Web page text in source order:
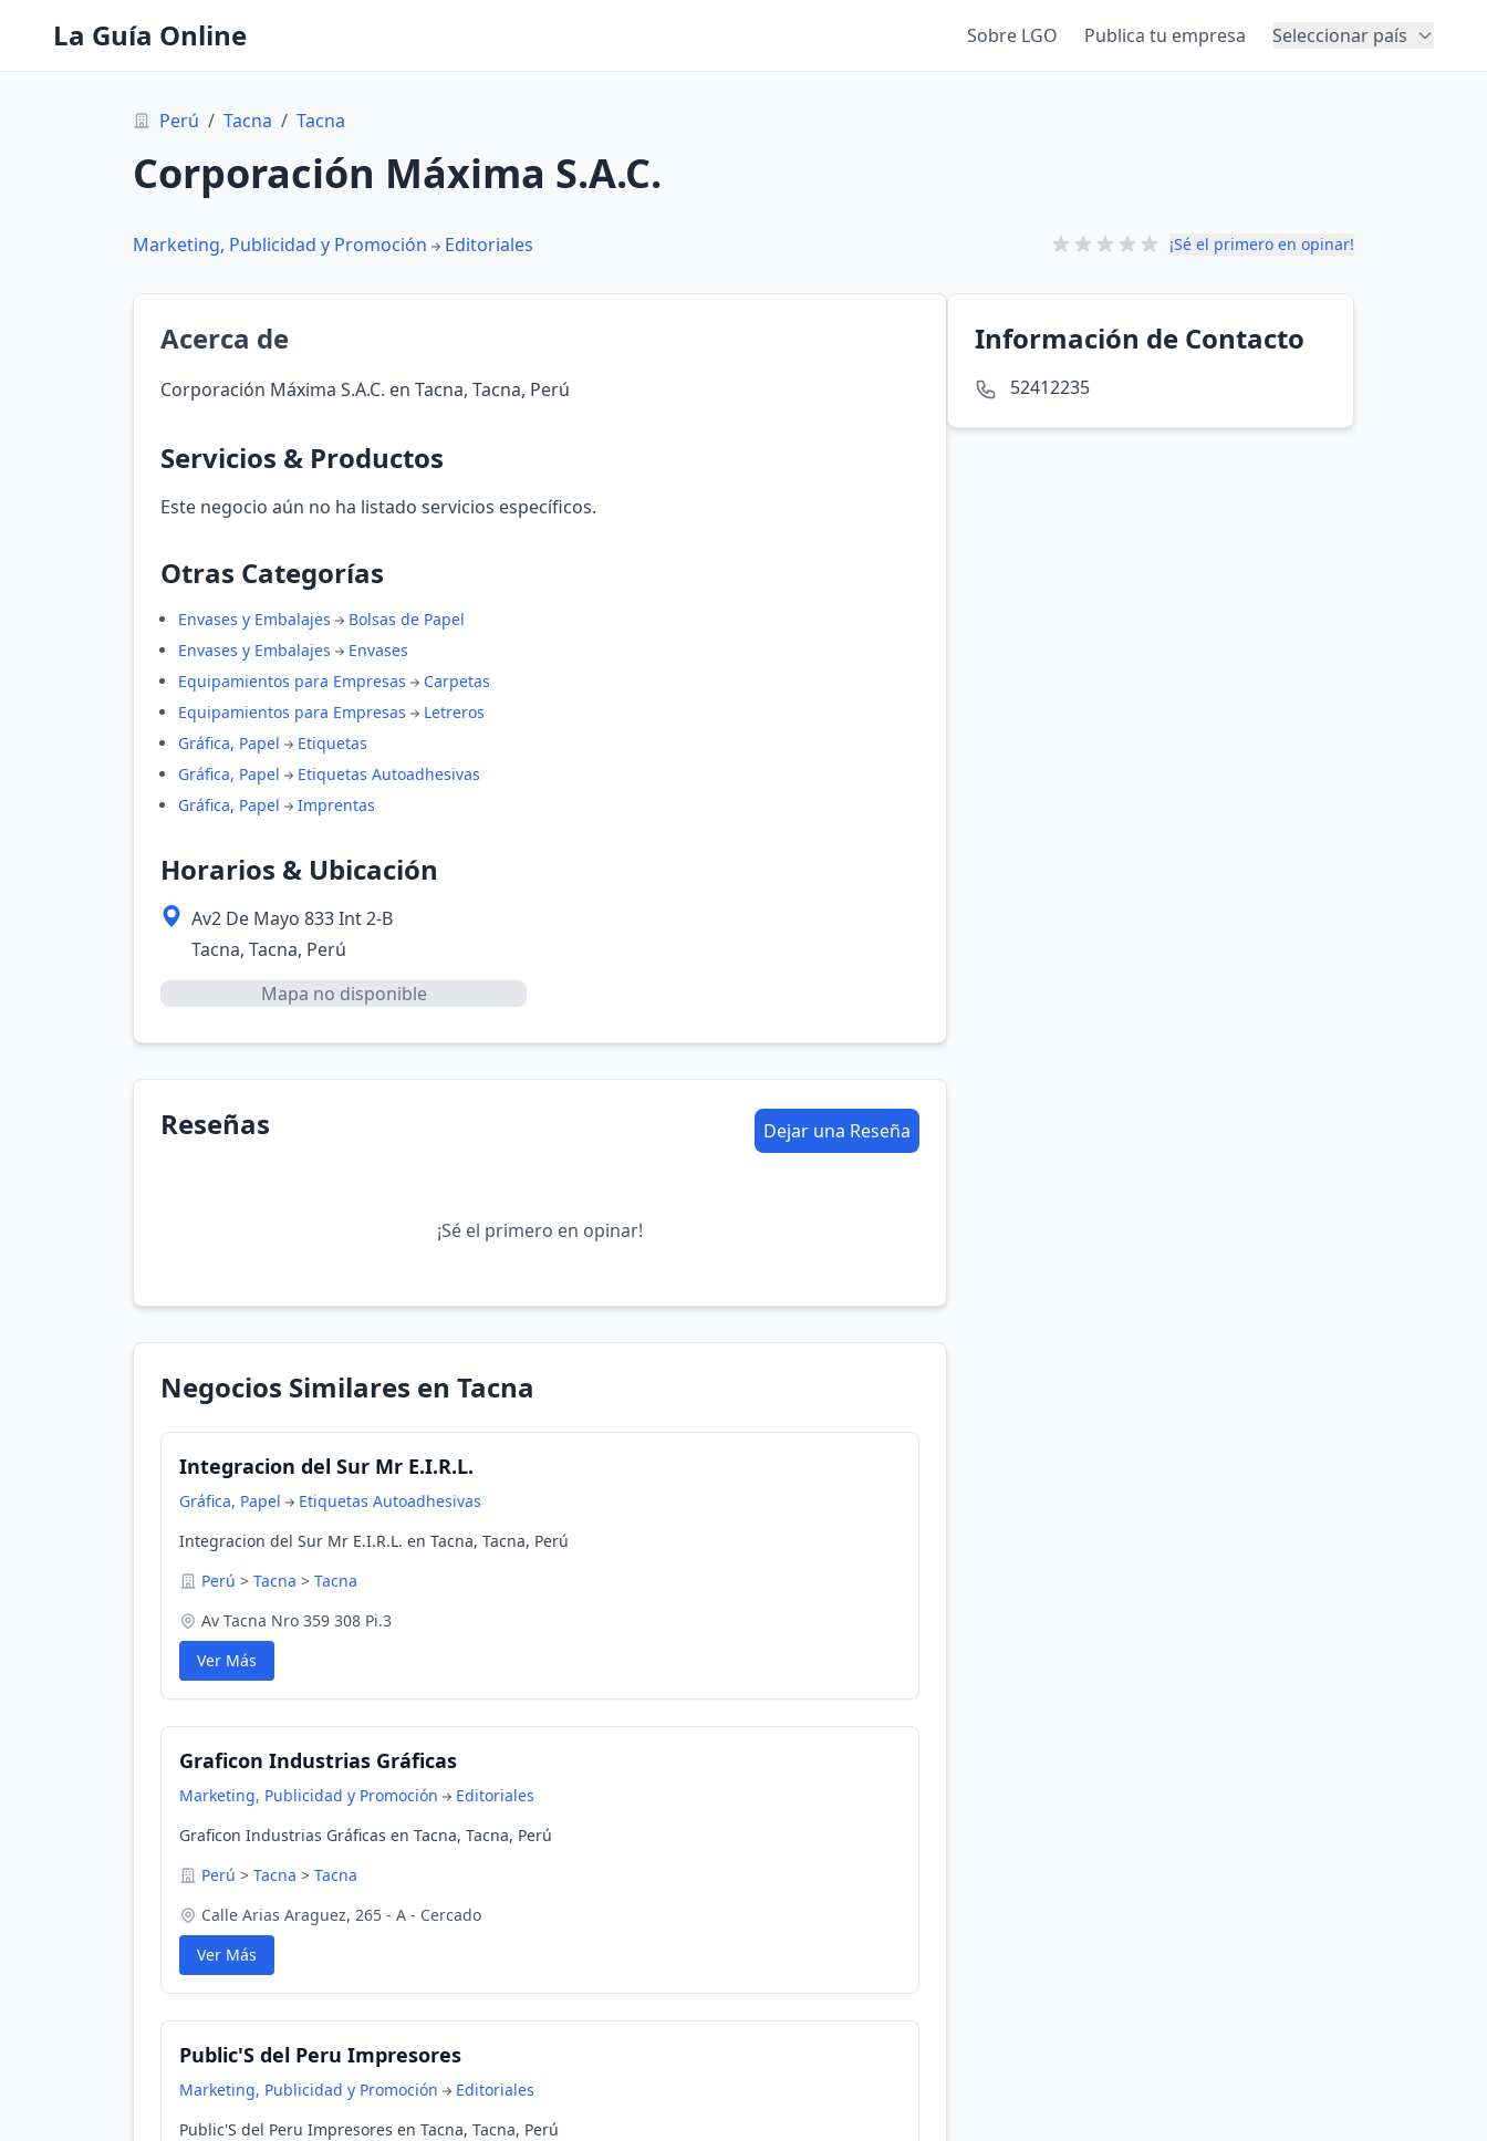
La Guía Online Sobre LGO Publica tu empresa Seleccionar país
Perú / Tacna / Tacna
Corporación Máxima S.A.C.
Marketing, Publicidad y Promoción Editoriales ¡Sé el primero en opinar!
Acerca de
Corporación Máxima S.A.C. en Tacna, Tacna, Perú
Servicios & Productos
Este negocio aún no ha listado servicios específicos.
Otras Categorías
Envases y Embalajes
Bolsas de Papel
Envases y Embalajes
Envases
Equipamientos para Empresas
Carpetas
Equipamientos para Empresas
Letreros
Gráfica, Papel
Etiquetas
Gráfica, Papel
Etiquetas Autoadhesivas
Gráfica, Papel
Imprentas
Horarios & Ubicación
Av2 De Mayo 833 Int 2-B
Tacna, Tacna, Perú
Mapa no disponible
Reseñas Dejar una Reseña
¡Sé el primero en opinar!
Negocios Similares en Tacna
Integracion del Sur Mr E.I.R.L.
Gráfica, Papel
Etiquetas Autoadhesivas
Integracion del Sur Mr E.I.R.L. en Tacna, Tacna, Perú
Perú > Tacna > Tacna
Av Tacna Nro 359 308 Pi.3
Ver Más
Graficon Industrias Gráficas
Marketing, Publicidad y Promoción
Editoriales
Graficon Industrias Gráficas en Tacna, Tacna, Perú
Perú > Tacna > Tacna
Calle Arias Araguez, 265 - A - Cercado
Ver Más
Public'S del Peru Impresores
Marketing, Publicidad y Promoción
Editoriales
Public'S del Peru Impresores en Tacna, Tacna, Perú
Información de Contacto
52412235